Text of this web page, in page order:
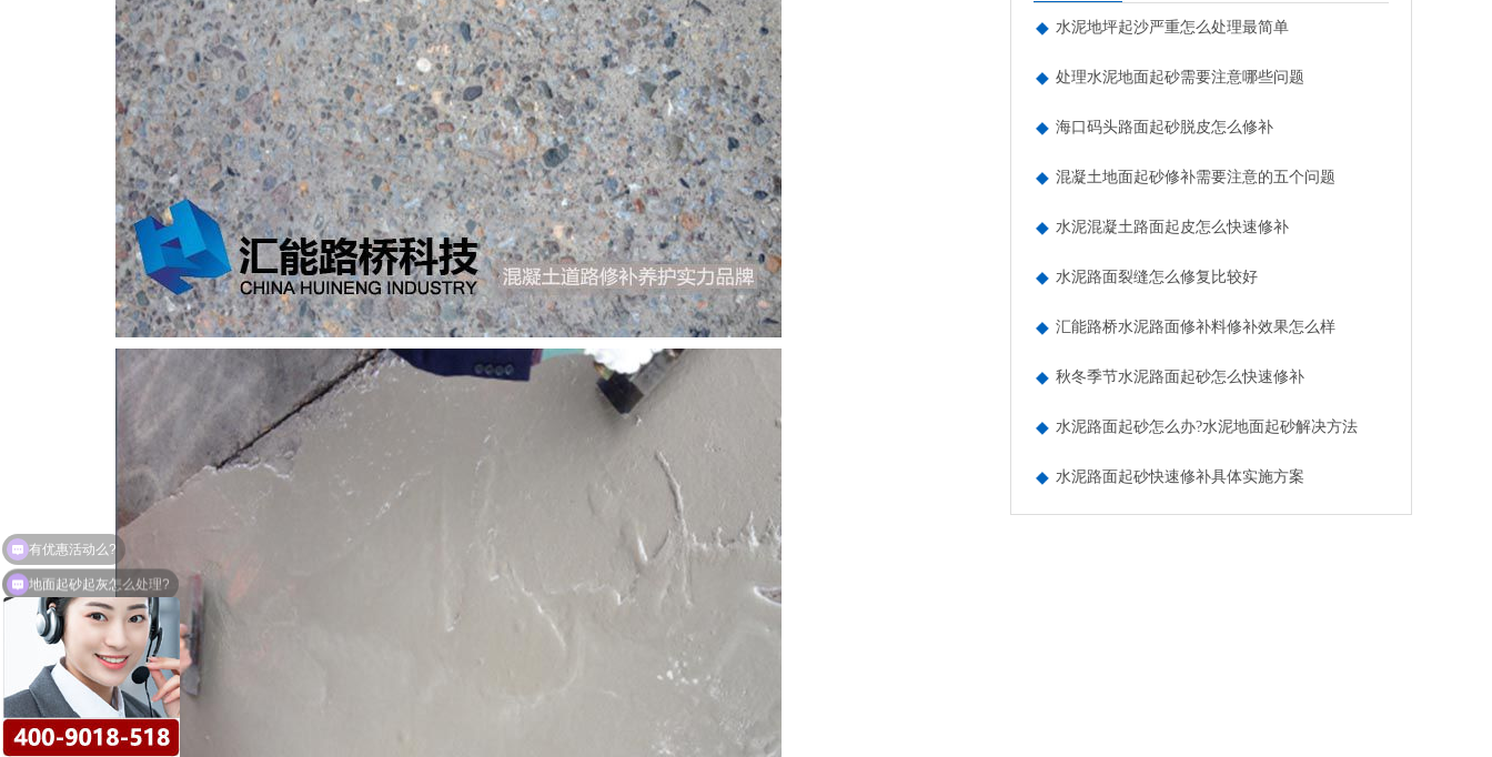
水泥地坪起沙严重怎么处理最简单
处理水泥地面起砂需要注意哪些问题
海口码头路面起砂脱皮怎么修补
混凝土地面起砂修补需要注意的五个问题
水泥混凝土路面起皮怎么快速修补
水泥路面裂缝怎么修复比较好
汇能路桥水泥路面修补料修补效果怎么样
秋冬季节水泥路面起砂怎么快速修补
水泥路面起砂怎么办?水泥地面起砂解决方法
水泥路面起砂快速修补具体实施方案
地面起砂起灰怎么处理?